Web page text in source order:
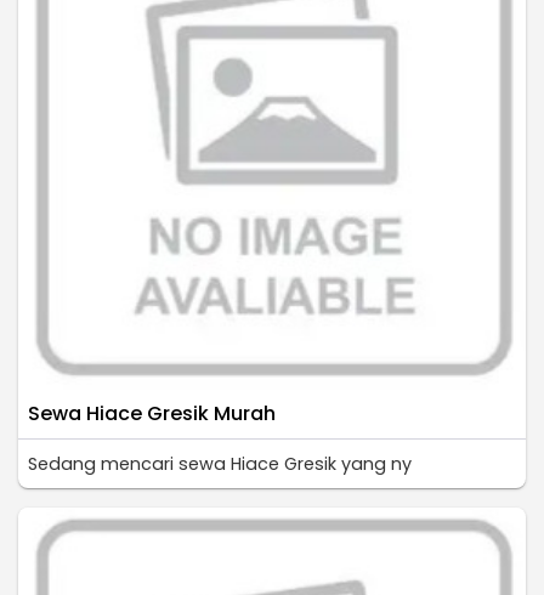
Sewa Hiace Gresik Murah
Sedang mencari sewa Hiace Gresik yang ny